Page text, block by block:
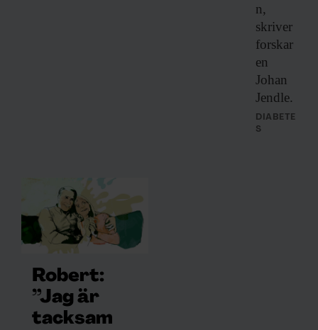
n,
skriver
forskar
en
Johan
Jendle.
DIABETE
S
Robert:
”Jag är
tacksam